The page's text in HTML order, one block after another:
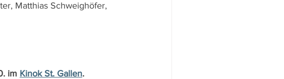
Matthias Schweighöfer,
im Kinok St. Gallen.